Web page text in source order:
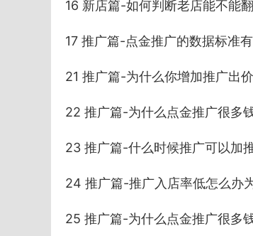
16 新店篇-如何判断老店能不能
17 推广篇-点金推广的数据标准
21 推广篇-为什么你增加推广出
22 推广篇-为什么点金推广很多
23 推广篇-什么时候推广可以加
24 推广篇-推广入店率低怎么办
25 推广篇-为什么点金推广很多